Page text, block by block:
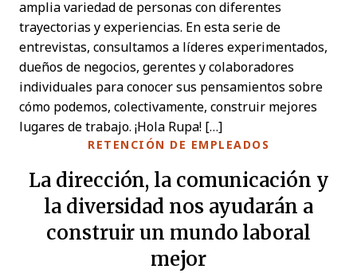
RETENCIÓN DE EMPLEADOS
La dirección, la comunicación y
la diversidad nos ayudarán a
construir un mundo laboral
mejor
amplia variedad de personas con diferentes
trayectorias y experiencias. En esta serie de
entrevistas, consultamos a líderes experimentados,
dueños de negocios, gerentes y colaboradores
individuales para conocer sus pensamientos sobre
cómo podemos, colectivamente, construir mejores
lugares de trabajo. ¡Hola Rupa! […]